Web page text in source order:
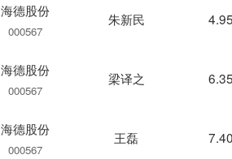
海德股份
000567
朱新民
海德股份
000567
梁译之
海德股份
000567
王磊